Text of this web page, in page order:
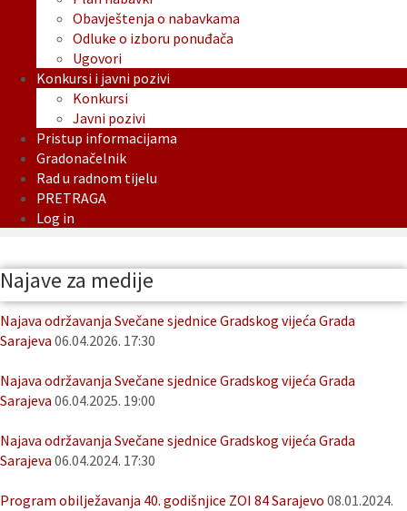
Obavještenja o nabavkama
Odluke o izboru ponuđača
Ugovori
Konkursi i javni pozivi
Konkursi
Javni pozivi
Pristup informacijama
Gradonačelnik
Rad u radnom tijelu
PRETRAGA
Log in
Najave za medije
Najava održavanja Svečane sjednice Gradskog vijeća Grada
Sarajeva 06.04.2026. 17:30
Najava održavanja Svečane sjednice Gradskog vijeća Grada
Sarajeva 06.04.2025. 19:00
Najava održavanja Svečane sjednice Gradskog vijeća Grada
Sarajeva 06.04.2024. 17:30
Program obilježavanja 40. godišnjice ZOI 84 Sarajevo 08.01.2024.